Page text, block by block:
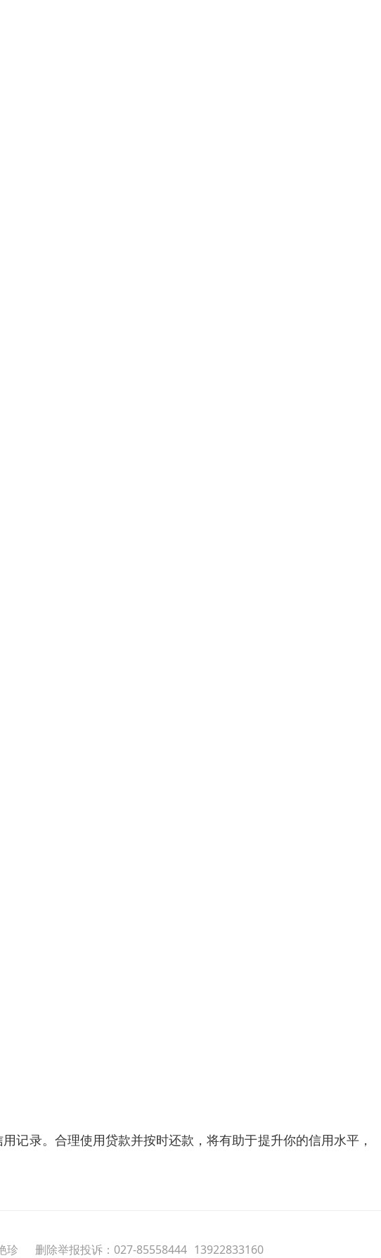
记录。合理使用贷款并按时还款，将有助于提升你的信用水平，
珍 删除举报投诉：027-85558444 13922833160